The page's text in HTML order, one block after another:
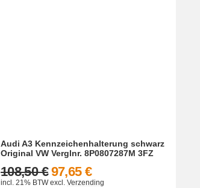
Audi A3 Kennzeichenhalterung schwarz
Original VW Verglnr. 8P0807287M 3FZ
97,65 €
108,50 €
incl. 21% BTWexcl. Verzending